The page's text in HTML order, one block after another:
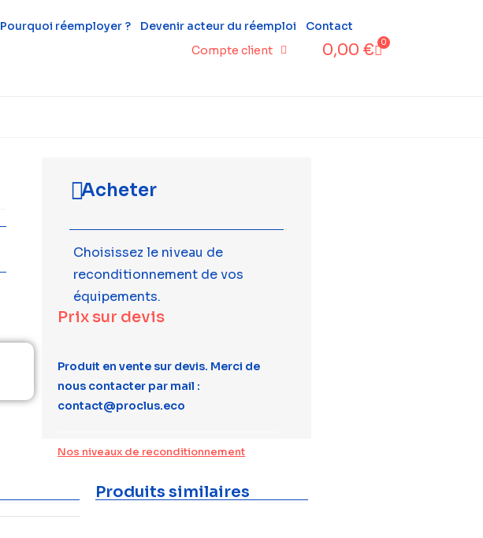
Pourquoi réemployer ? Devenir acteur du réemploi
Contact
Compte client 0,00 € 0
Acheter
Choisissez le niveau de
reconditionnement de vos
équipements.
Prix sur devis
Produit en vente sur devis. Merci de
nous contacter par mail :
contact@proclus.eco
Nos niveaux de reconditionnement
Produits similaires